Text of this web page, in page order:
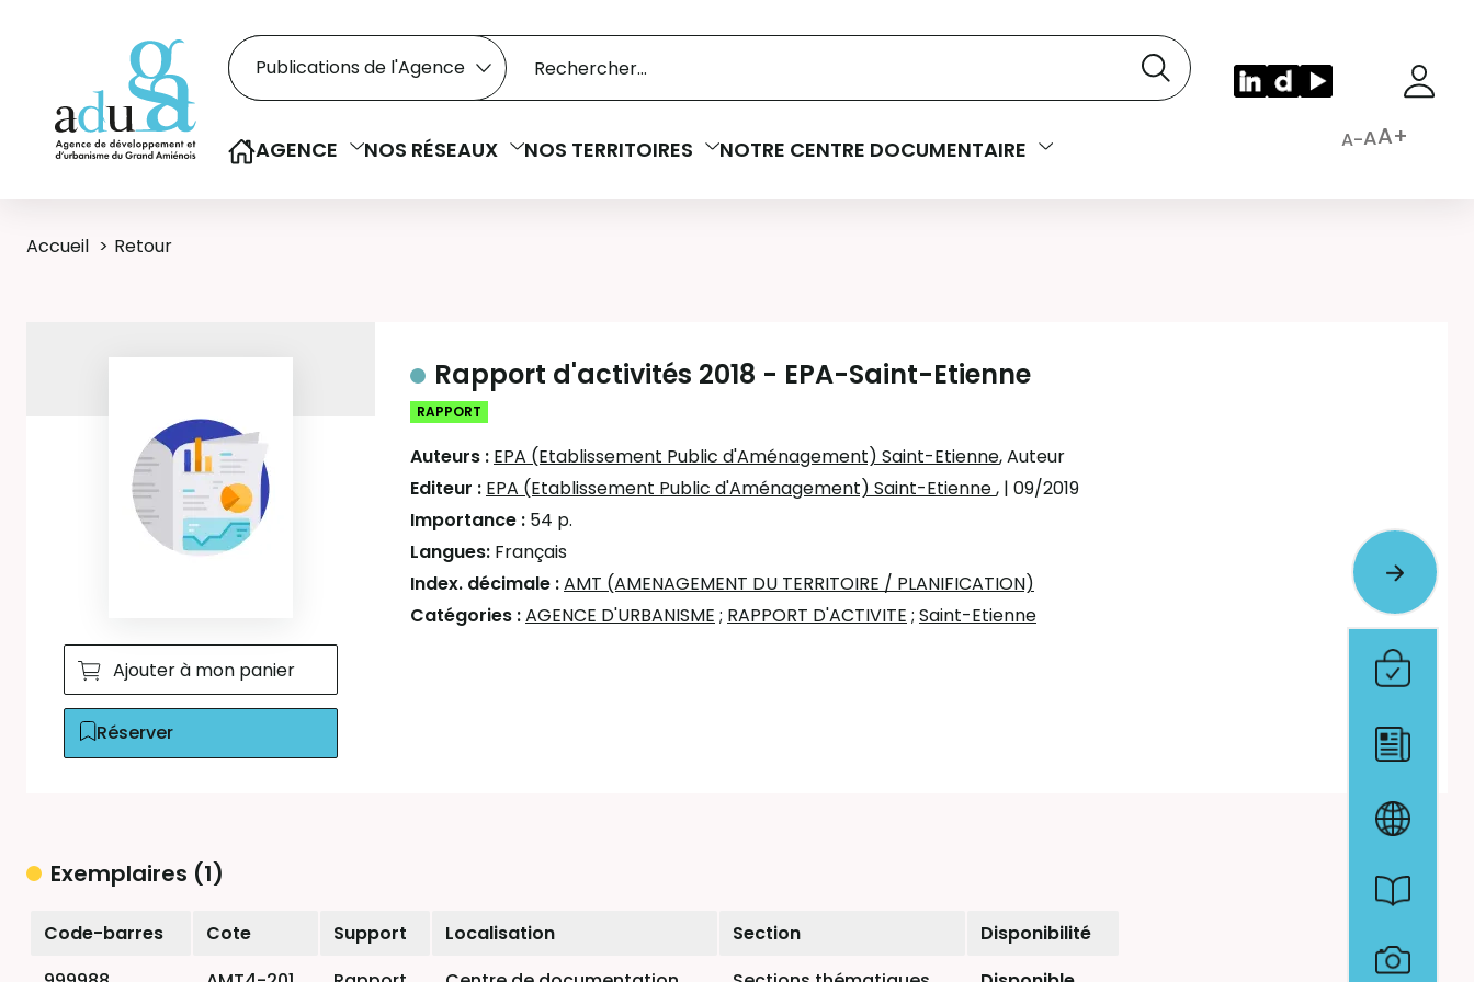
Rechercher dans le catalogue
Recherche
Sélectionner le type de la recherche
AGENCE NOS RÉSEAUX NOS TERRITOIRES NOTRE CENTRE DOCUMENTAIRE A-AA+
Accueil Retour
Ajouter à mon panier
Réserver
Rapport d'activités 2018 - EPA-Saint-Etienne
RAPPORT
Auteurs : EPA (Etablissement Public d'Aménagement) Saint-Etienne, Auteur
Editeur : EPA (Etablissement Public d'Aménagement) Saint-Etienne, | 09/2019
Importance : 54 p.
Langues: Français
Index. décimale :AMT (AMENAGEMENT DU TERRITOIRE / PLANIFICATION)
Catégories :AGENCE D'URBANISME ; RAPPORT D'ACTIVITE ; Saint-Etienne
Exemplaires (1)
Liste des exemplaires
Code-barres Cote Support Localisation Section
Disponibilité